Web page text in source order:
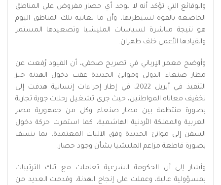
والوقائع التي تؤكد أنه لا يوجد أي حصار مفروض على المناطق
الخاضعة بالقوة لسيطرتها، وأن ما تعانيه تلك المناطق اليوم
هو نتيجة مباشرة لسياسات المليشيا وتصعيدها المستمر
وانقيادها الأعمى خلف طهران.
وأوضح معمر الإرياني في تصريح صحفي، أن القيود رُفعت عن
مطار صنعاء الدولي وموانئ الحديدة عقب دخول الهدنة حيز
التنفيذ في أبريل 2022، في إطار إجراءات إنسانية هدفت إلى
تخفيف معاناة المواطنين، حيث جرى تشغيل رحلات جوية تجارية
بصورة منتظمة بين مطار صنعاء وكل من جمهورية مصر
العربية والمملكة الأردنية الهاشمية، كما استمرت حركة دخول
السفن إلى موانئ الحديدة وفق الآليات المعتمدة، بما ينسف
بصورة قاطعة مزاعم المليشيا بشأن وجود حصار.
وأشار إلى أن الحكومة الشرعية تعاملت مع تلك الترتيبات
بمسؤولية عالية، وعملت على إنجاح الهدنة، وقدمت العديد من